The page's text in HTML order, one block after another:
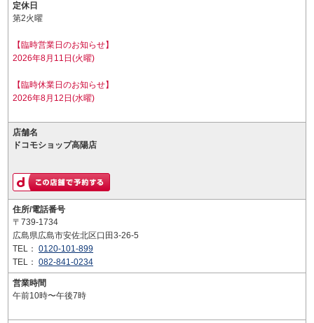
定休日
第2火曜
【臨時営業日のお知らせ】
2026年8月11日(火曜)
【臨時休業日のお知らせ】
2026年8月12日(水曜)
店舗名
ドコモショップ高陽店
住所/電話番号
〒739-1734
広島県広島市安佐北区口田3-26-5
TEL： 0120-101-899
TEL： 082-841-0234
営業時間
午前10時〜午後7時